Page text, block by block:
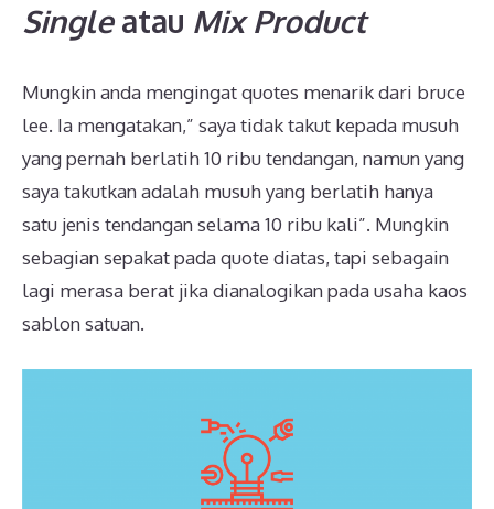
Singleatau Mix Product
Mungkin anda mengingat quotes menarik dari bruce
lee. Ia mengatakan,” saya tidak takut kepada musuh
yang pernah berlatih 10 ribu tendangan, namun yang
saya takutkan adalah musuh yang berlatih hanya
satu jenis tendangan selama 10 ribu kali”. Mungkin
sebagian sepakat pada quote diatas, tapi sebagain
lagi merasa berat jika dianalogikan pada usaha kaos
sablon satuan.